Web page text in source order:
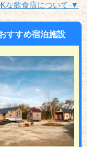
な飲食店について ▼
すすめ宿泊施設